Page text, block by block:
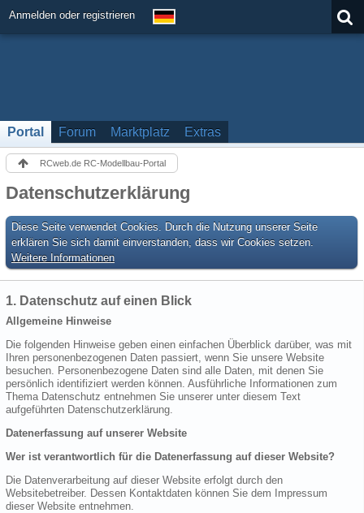
Anmelden oder registrieren
Portal Forum Marktplatz Extras
RCweb.de RC-Modellbau-Portal
Datenschutzerklärung
Diese Seite verwendet Cookies. Durch die Nutzung unserer Seite
erklären Sie sich damit einverstanden, dass wir Cookies setzen.
Weitere Informationen
1. Datenschutz auf einen Blick
Allgemeine Hinweise
Die folgenden Hinweise geben einen einfachen Überblick darüber, was mit
Ihren personenbezogenen Daten passiert, wenn Sie unsere Website
besuchen. Personenbezogene Daten sind alle Daten, mit denen Sie
persönlich identifiziert werden können. Ausführliche Informationen zum
Thema Datenschutz entnehmen Sie unserer unter diesem Text
aufgeführten Datenschutzerklärung.
Datenerfassung auf unserer Website
Wer ist verantwortlich für die Datenerfassung auf dieser Website?
Die Datenverarbeitung auf dieser Website erfolgt durch den
Websitebetreiber. Dessen Kontaktdaten können Sie dem Impressum
dieser Website entnehmen.